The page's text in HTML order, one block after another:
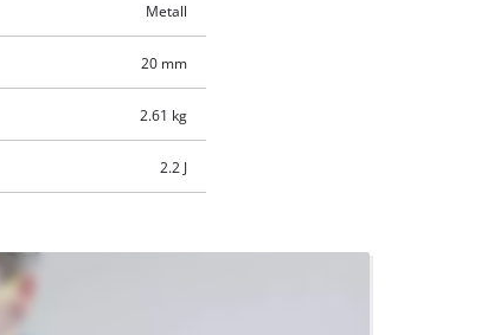
Metall
20 mm
2.61 kg
2.2 J